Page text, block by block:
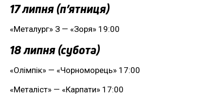
17 липня (п’ятниця)
«Металург» З — «Зоря» 19:00
18 липня (субота)
«Олімпік» — «Чорноморець» 17:00
«Металіст» — «Карпати» 17:00